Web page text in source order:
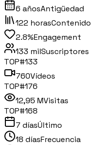
6 añosAntigüedad
122 horasContenido
2.8%Engagement
133 milSuscriptores
TOP#133
760Vídeos
TOP#176
12,95 MVisitas
TOP#168
7 díasÚltimo
18 díasFrecuencia